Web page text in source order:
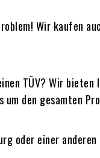
Wir kaufen
TÜV? Wir
den gesamten
oder einer